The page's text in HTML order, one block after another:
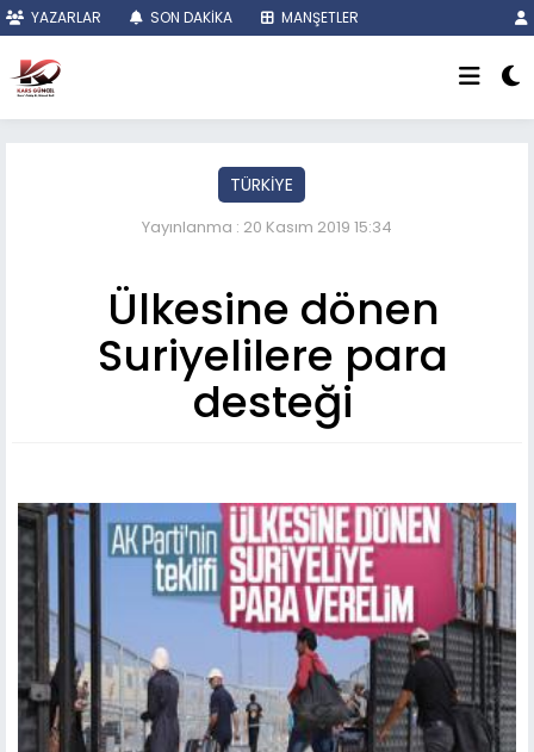
YAZARLAR SON DAKİKA MANŞETLER
TÜRKİYE
Yayınlanma : 20 Kasım 2019 15:34
Ülkesine dönen
Suriyelilere para
desteği